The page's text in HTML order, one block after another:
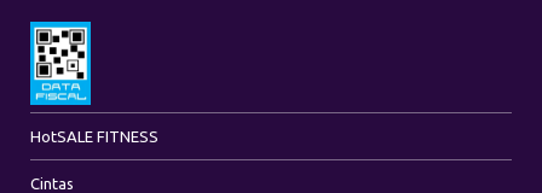
HotSALE FITNESS
Cintas